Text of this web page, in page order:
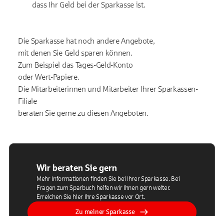
dass Ihr Geld bei der Sparkasse ist.
Die Sparkasse hat noch andere Angebote,
mit denen Sie Geld sparen können.
Zum Beispiel das Tages-Geld-Konto
oder Wert-Papiere.
Die Mitarbeiterinnen und Mitarbeiter Ihrer Sparkassen-
Filiale
beraten Sie gerne zu diesen Angeboten.
Wir beraten Sie gern
Mehr Informationen finden Sie bei Ihrer Sparkasse. Bei
Fragen zum Sparbuch helfen wir Ihnen gern weiter.
Erreichen Sie hier Ihre Sparkasse vor Ort.
Zu meiner Sparkasse